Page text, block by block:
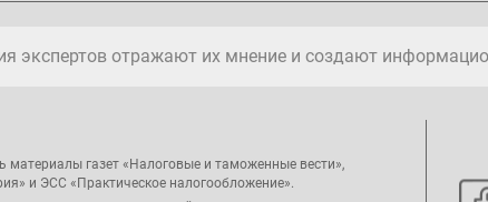
экспертов отражают их мнение и создают
материалы газет «Налоговые и таможенные вести»,
и ЭСС «Практическое налогообложение».